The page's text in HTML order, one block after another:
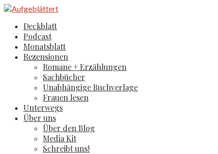
Zum
springenDeckblatt
Podcast
Monatsblatt
Rezensionen
Romane + Erzählungen
Sachbücher
Unabhängige Buchverlage
Frauen lesen
Unterwegs
Über uns
Über den Blog
Media Kit
Schreibt uns!